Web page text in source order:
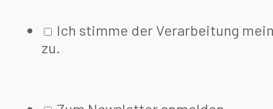
Ich stimme der Verarbeitung
zu.